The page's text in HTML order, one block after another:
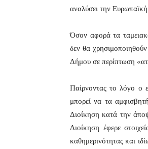
αναλύσει την
Όσον αφορά τα
δεν θα
Δήμου σε περίπτωση
Παίρνοντας το λόγο ο
μπορεί να τα
Διοίκηση κατά την
Διοίκηση έφερε
καθημερινότητας και